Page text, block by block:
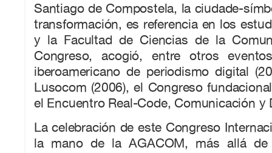
Santiago de Compostela, la ciudade-
transformación, es referencia en los
y la Facultad de Ciencias de la
Congreso, acogió, entre otros
iberoamericano de periodismo digital
Lusocom (2006), el Congreso
el Encuentro Real-Code, Comunicación y
La celebración de este Congreso
la mano de la AGACOM, más allá